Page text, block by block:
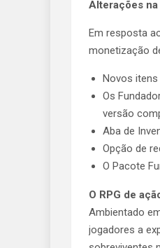
Alterações
Em resposta
monetização
Novos
Os
versão
Aba de
Opção de
O Pacote
O RPG de
Ambientado
jogadores a